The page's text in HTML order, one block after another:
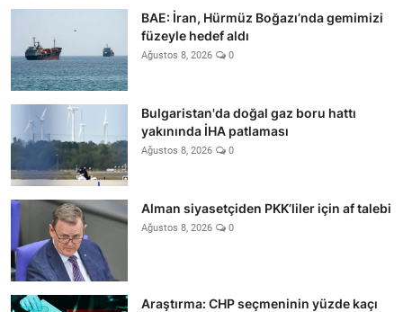
BAE: İran, Hürmüz Boğazı’nda gemimizi
füzeyle hedef aldı
Ağustos 8, 2026 0
Bulgaristan'da doğal gaz boru hattı
yakınında İHA patlaması
Ağustos 8, 2026 0
Alman siyasetçiden PKK’liler için af talebi
Ağustos 8, 2026 0
Araştırma: CHP seçmeninin yüzde kaçı